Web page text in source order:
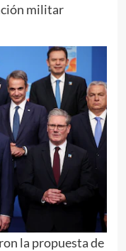
militar
la propuesta de